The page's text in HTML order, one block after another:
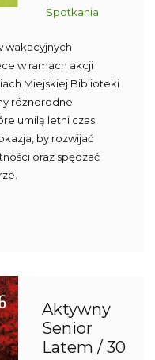
Spotkania
wakacyjnych
w ramach akcji
Miejskiej Biblioteki
różnorodne
umilą letni czas
by rozwijać
oraz spędzać
Aktywny
Senior
Latem / 30